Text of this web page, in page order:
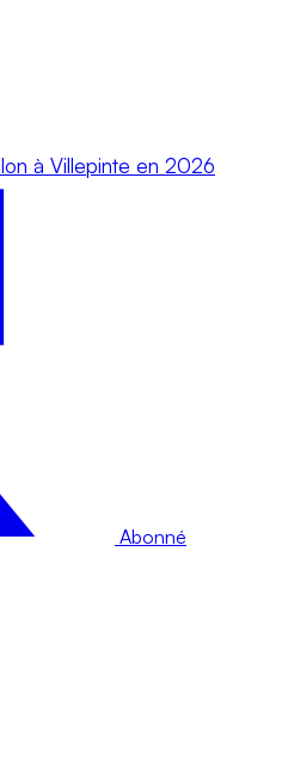
à Villepinte en 2026
Abonné